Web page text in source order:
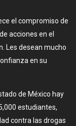
el compromiso de
acciones en el
Les desean mucho
en su
de México hay
estudiantes,
contra las drogas